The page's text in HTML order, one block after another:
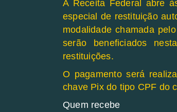
A Receita Federal abre
especial de restituição
modalidade chamada pelo
serão beneficiados
restituições.
O pagamento será
chave Pix do tipo CPF do
Quem recebe